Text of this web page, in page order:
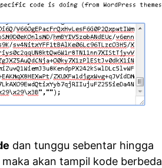
dan tunggu sebentar hingga
akan tampil kode berbeda